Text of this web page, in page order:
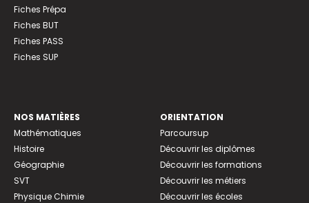
Fiches Prépa
Fiches BUT
Fiches PASS
Fiches SUP
NOS MATIÈRES
Mathématiques
Histoire
Géographie
SVT
Physique Chimie
ORIENTATION
Parcoursup
Découvrir les diplômes
Découvrir les formations
Découvrir les métiers
Découvrir les écoles